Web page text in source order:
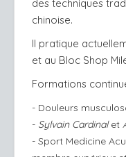
des techniques
chinoise.
Il pratique
et au Bloc Shop
Formations
- Douleurs
- Sylvain Cardinalet
- Sport Medicine